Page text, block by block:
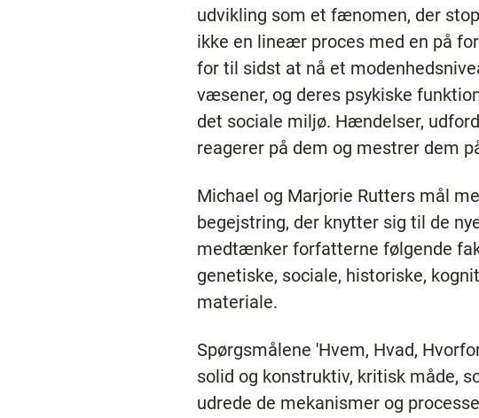
udvikling som et fænomen, der
ikke en lineær proces med en på
for til sidst at nå et
væsener, og deres psykiske
det sociale miljø. Hændelser,
reagerer på dem og mestrer dem
Michael og Marjorie Rutters mål
begejstring, der knytter sig til de
medtænker forfatterne følgende
genetiske, sociale, historiske,
materiale.
Spørgsmålene 'Hvem, Hvad,
solid og konstruktiv, kritisk måde,
udrede de mekanismer og